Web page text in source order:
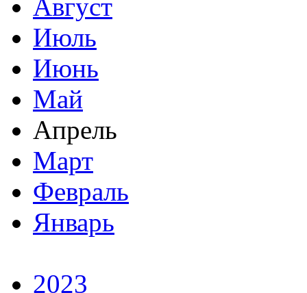
Август
Июль
Июнь
Май
Апрель
Март
Февраль
Январь
2023